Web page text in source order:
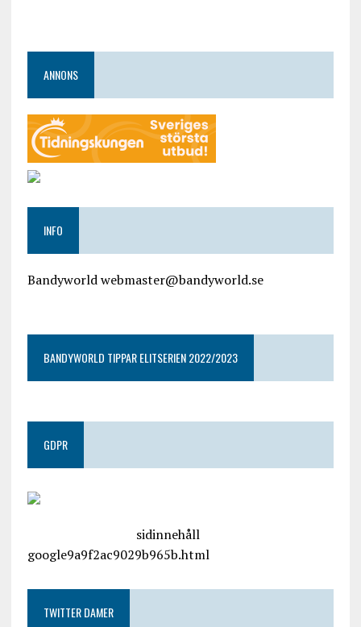
ANNONS
INFO
Bandyworld webmaster@bandyworld.se
BANDYWORLD TIPPAR ELITSERIEN 2022/2023
GDPR
sidinnehåll
google9a9f2ac9029b965b.html
TWITTER DAMER